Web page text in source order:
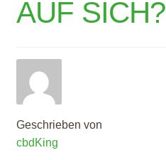
AUF SICH?
Geschrieben von
cbdKing